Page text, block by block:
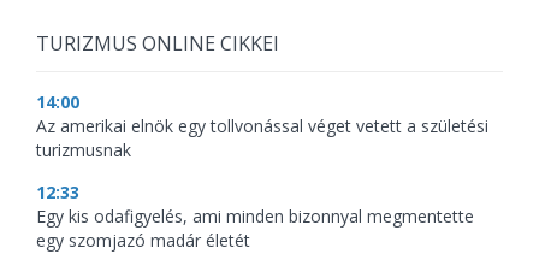
TURIZMUS ONLINE CIKKEI
14:00
Az amerikai elnök egy tollvonással véget vetett a születési
turizmusnak
12:33
Egy kis odafigyelés, ami minden bizonnyal megmentette
egy szomjazó madár életét